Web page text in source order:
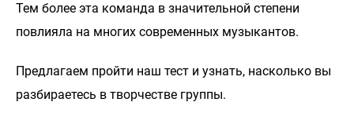
Тем более эта команда в значительной степени
повлияла на многих современных музыкантов.
Предлагаем пройти наш тест и узнать, насколько вы
разбираетесь в творчестве группы.